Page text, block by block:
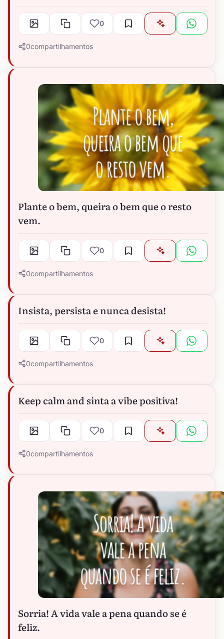
0
0compartilhamentos
Plante o bem, queira o bem que o resto
vem.
0
0compartilhamentos
Insista, persista e nunca desista!
0
0compartilhamentos
Keep calm and sinta a vibe positiva!
0
0compartilhamentos
Sorria! A vida vale a pena quando se é
feliz.